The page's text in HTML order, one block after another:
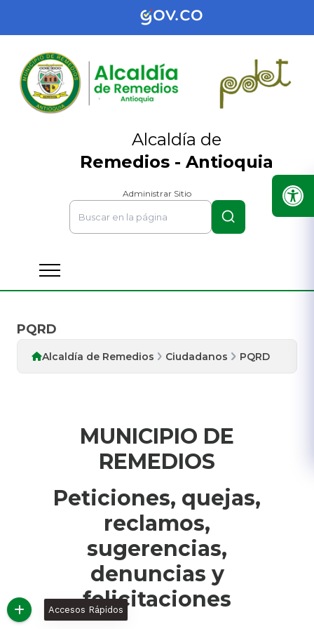
Alcaldía de
Remedios - Antioquia
Administrar Sitio
PQRD
Alcaldía de Remedios Ciudadanos PQRD
Accesos Rápidos